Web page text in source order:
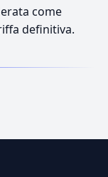
come
definitiva.